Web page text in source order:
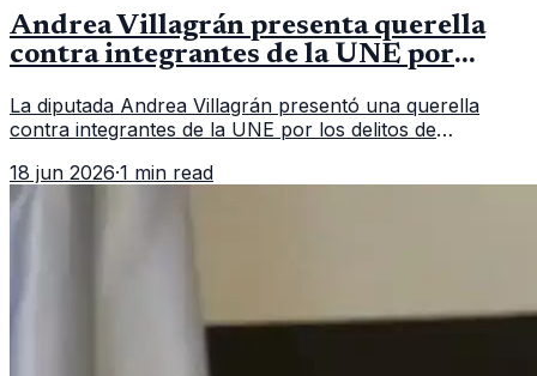
Andrea Villagrán presenta querella
contra integrantes de la UNE por
La diputada Andrea Villagrán presentó una querella
contra integrantes de la UNE por los delitos de
18 jun 2026·1 min read